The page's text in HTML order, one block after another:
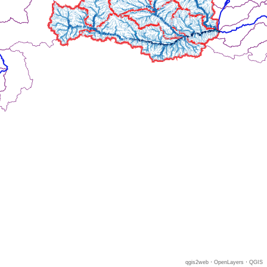
qgis2web ·OpenLayers ·QGIS